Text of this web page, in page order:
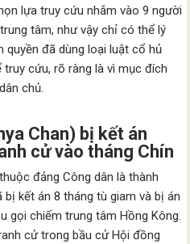
lựa truy cứu nhắm vào 9 người
tâm, như vậy chỉ có thể lý
quyền đã dùng loại luật cổ hủ
cứu, rõ ràng là vì mục đích
chủ.
Chan) bị kết án
cử vào tháng Chín
đảng Công dân là thành
kết án 8 tháng tù giam và bị án
gọi chiếm trung tâm Hồng Kông.
cử trong bầu cử Hội đồng